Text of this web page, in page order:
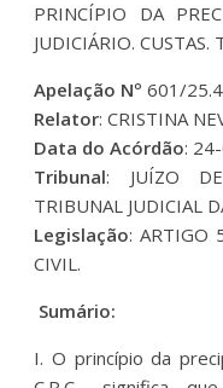
PRINCÍPIO DA
JUDICIÁRIO. CUSTAS.
Apelação Nº 601/
Relator: CRISTINA
Data do Acórdão:
Tribunal: JUÍZO
TRIBUNAL JUDICIAL
Legislação: ARTIGO
CIVIL.
Sumário:
I. O princípio da